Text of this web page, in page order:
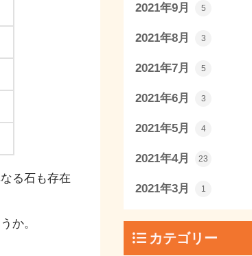
る石も存在
か。
2021年9月 5
2021年8月 3
2021年7月 5
2021年6月 3
2021年5月 4
2021年4月 23
2021年3月 1
カテゴリー